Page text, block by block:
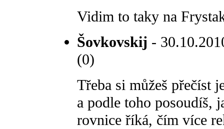
Vidim to taky na
Šovkovskij -
(0)
Třeba si můžeš přečíst
a podle toho posoudíš,
rovnice říká, čím více